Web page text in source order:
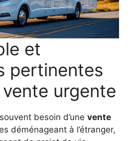
et
pertinentes
urgente
besoin d’une vente
déménageant à l’étranger,